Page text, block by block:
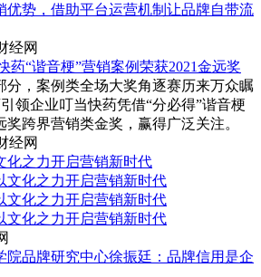
经网
药“谐音梗”营销案例荣获2021金远奖
分，案例类全场大奖角逐赛历来万众瞩
领企业叮当快药凭借“分必得”谐音梗
跨界营销类金奖，赢得广泛关注。
经网
化之力开启营销新时代